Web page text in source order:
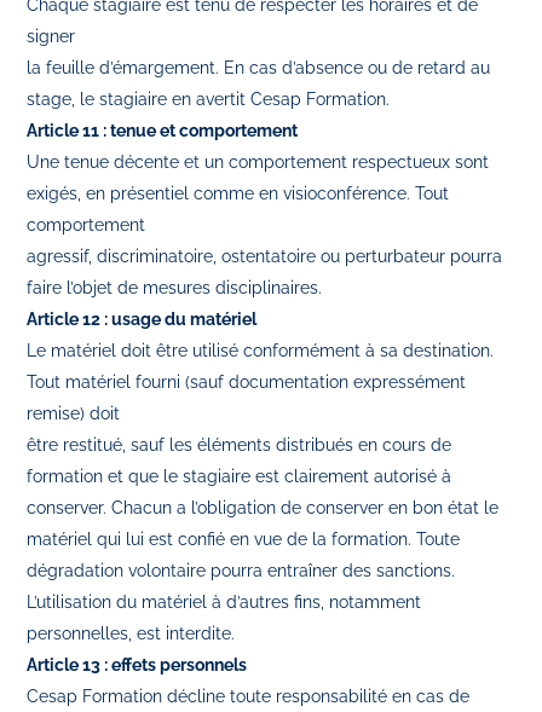
Chaque stagiaire est tenu de respecter les horaires et de
signer
la feuille d’émargement. En cas d’absence ou de retard au
stage, le stagiaire en avertit Cesap Formation.
Article 11 : tenue et comportement
Une tenue décente et un comportement respectueux sont
exigés, en présentiel comme en visioconférence. Tout
comportement
agressif, discriminatoire, ostentatoire ou perturbateur pourra
faire l’objet de mesures disciplinaires.
Article 12 : usage du matériel
Le matériel doit être utilisé conformément à sa destination.
Tout matériel fourni (sauf documentation expressément
remise) doit
être restitué, sauf les éléments distribués en cours de
formation et que le stagiaire est clairement autorisé à
conserver. Chacun a l’obligation de conserver en bon état le
matériel qui lui est confié en vue de la formation. Toute
dégradation volontaire pourra entraîner des sanctions.
L’utilisation du matériel à d’autres fins, notamment
personnelles, est interdite.
Article 13 : effets personnels
Cesap Formation décline toute responsabilité en cas de